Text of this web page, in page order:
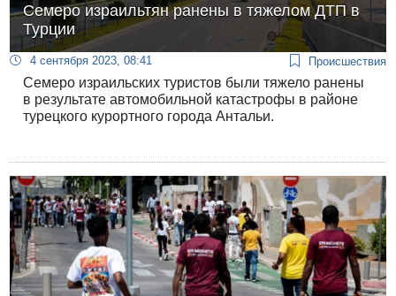
Семеро израильтян ранены в тяжелом ДТП в
Турции
4 сентября 2023, 08:41 Происшествия
Семеро израильских туристов были тяжело ранены
в результате автомобильной катастрофы в районе
турецкого курортного города Антальи.